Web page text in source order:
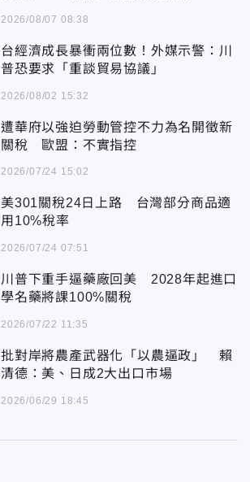
2026/08/07 08:38
台經濟成長暴衝兩位數！外媒示警：川
普恐要求「重談貿易協議」
2026/08/02 15:32
遭華府以強迫勞動管控不力為名開徵新
關稅 歐盟：不實指控
2026/07/24 15:02
美301關稅24日上路 台灣部分商品適
用10%稅率
2026/07/24 07:51
川普下重手逼藥廠回美 2028年起進口
學名藥將課100%關稅
2026/07/22 11:35
批對岸將農產武器化「以農逼政」 賴
清德：美、日成2大出口市場
2026/06/29 18:45